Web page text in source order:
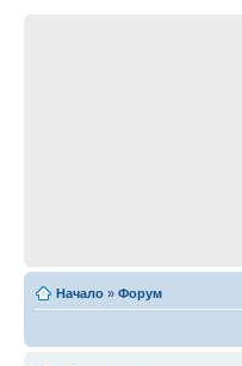
Начало » Форум